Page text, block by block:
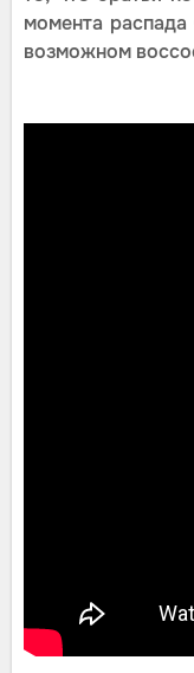
момента
возможном